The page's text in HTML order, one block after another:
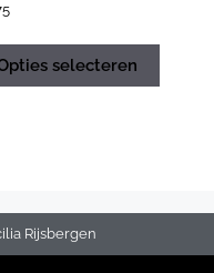
selecteren
Rijsbergen